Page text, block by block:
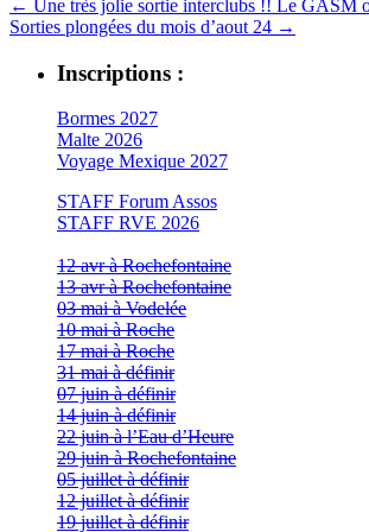
← Une très jolie sortie interclubs !! Le GASM
Sorties plongées du mois d’aout 24 →
Inscriptions :
Bormes 2027
Malte 2026
Voyage Mexique 2027
STAFF Forum Assos
STAFF RVE 2026
12 avr à Rochefontaine
13 avr à Rochefontaine
03 mai à Vodelée
10 mai à Roche
17 mai à Roche
31 mai à définir
07 juin à définir
14 juin à définir
22 juin à l’Eau d’Heure
29 juin à Rochefontaine
05 juillet à définir
12 juillet à définir
19 juillet à définir